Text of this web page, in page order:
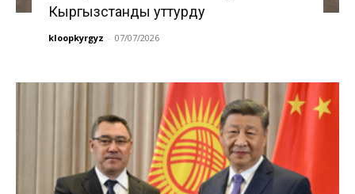
Кыргызстанды уттурду
kloopkyrgyz - 07/07/2026